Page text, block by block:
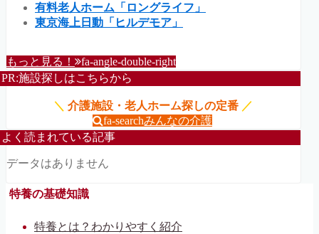
有料老人ホーム「ロングライフ」
東京海上日動「ヒルデモア」
もっと見る！ fa-angle-double-right
PR:施設探しはこちらから
＼ 介護施設・老人ホーム探しの定番 ／
fa-searchみんなの介護
よく読まれている記事
データはありません
特養の基礎知識
特養とは？わかりやすく紹介